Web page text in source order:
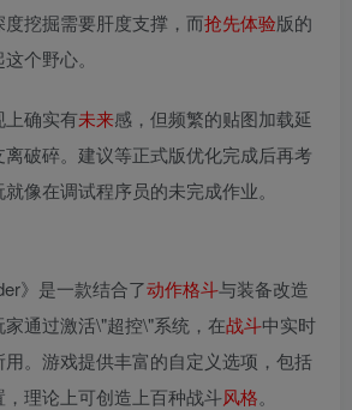
挖掘需要肝度支撑，而抢先体验版的
个野心。
上确实有未来感，但频繁的贴图加载延
破碎。建议等正式版优化完成后再考
像在调试程序员的未完成作业。
》是一款结合了动作格斗与装备改造
通过激活\"超控\"系统，在战斗中实时
。游戏提供丰富的自定义选项，包括
理论上可创造上百种战斗风格。